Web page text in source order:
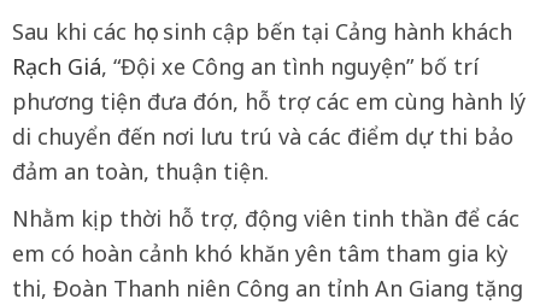
Sau khi các học sinh cập bến tại Cảng hành khách
Rạch Giá, “Đội xe Công an tình nguyện” bố trí
phương tiện đưa đón, hỗ trợ các em cùng hành lý
di chuyển đến nơi lưu trú và các điểm dự thi bảo
đảm an toàn, thuận tiện.
Nhằm kịp thời hỗ trợ, động viên tinh thần để các
em có hoàn cảnh khó khăn yên tâm tham gia kỳ
thi, Đoàn Thanh niên Công an tỉnh An Giang tặng